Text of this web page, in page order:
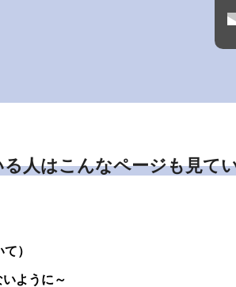
人はこんなページも見て
）
ように～